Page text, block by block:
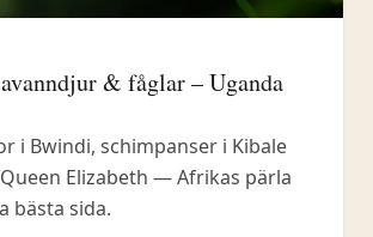
& fåglar – Uganda
i Bwindi, schimpanser i Kibale
Elizabeth — Afrikas pärla
bästa sida.